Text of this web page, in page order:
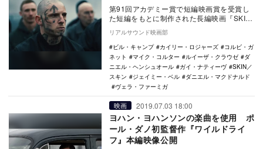
第91回アカデミー賞で短編映画賞を受賞し
た短編をもとに制作された長編映画『SKIN
／スキン』が5月9日に公開されることが決
定し、…
リアルサウンド映画部
ビル・キャンプ
カイリー・ロジャーズ
コルビ・ガ
ネット
マイク・コルター ルイーザ・クラウゼ
ダ
ニエル・ヘンシュオール
ガイ・ナティーヴ
SKIN／
スキン
ジェイミー・ベル
ダニエル・マクドナルド
ヴェラ・ファーミガ
映画 2019.07.03 18:00
ヨハン・ヨハンソンの楽曲を使用 ポ
ール・ダノ初監督作『ワイルドライ
フ』本編映像公開